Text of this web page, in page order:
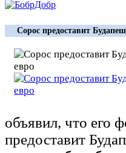
Сорос предоставит
объявил, что его
предоставит